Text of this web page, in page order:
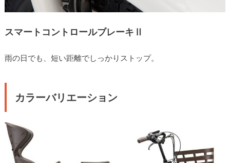
スマートコントロールブレーキⅡ
雨の日でも、短い距離でしっかりストップ。
カラーバリエーション